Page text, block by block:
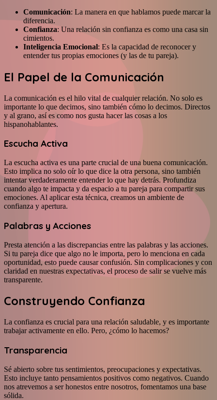
Comunicación: La manera en que hablamos puede marcar la
diferencia.
Confianza: Una relación sin confianza es como una casa sin
cimientos.
Inteligencia Emocional: Es la capacidad de reconocer y
entender tus propias emociones (y las de tu pareja).
El Papel de la Comunicación
La comunicación es el hilo vital de cualquier relación. No solo es
importante lo que decimos, sino también cómo lo decimos. Directos
y al grano, así es como nos gusta hacer las cosas a los
hispanohablantes.
Escucha Activa
La escucha activa es una parte crucial de una buena comunicación.
Esto implica no solo oír lo que dice la otra persona, sino también
intentar verdaderamente entender lo que hay detrás. Profundiza
cuando algo te impacta y da espacio a tu pareja para compartir sus
emociones. Al aplicar esta técnica, creamos un ambiente de
confianza y apertura.
Palabras y Acciones
Presta atención a las discrepancias entre las palabras y las acciones.
Si tu pareja dice que algo no le importa, pero lo menciona en cada
oportunidad, esto puede causar confusión. Sin complicaciones y con
claridad en nuestras expectativas, el proceso de salir se vuelve más
transparente.
Construyendo Confianza
La confianza es crucial para una relación saludable, y es importante
trabajar activamente en ello. Pero, ¿cómo lo hacemos?
Transparencia
Sé abierto sobre tus sentimientos, preocupaciones y expectativas.
Esto incluye tanto pensamientos positivos como negativos. Cuando
nos atrevemos a ser honestos entre nosotros, fomentamos una base
sólida.